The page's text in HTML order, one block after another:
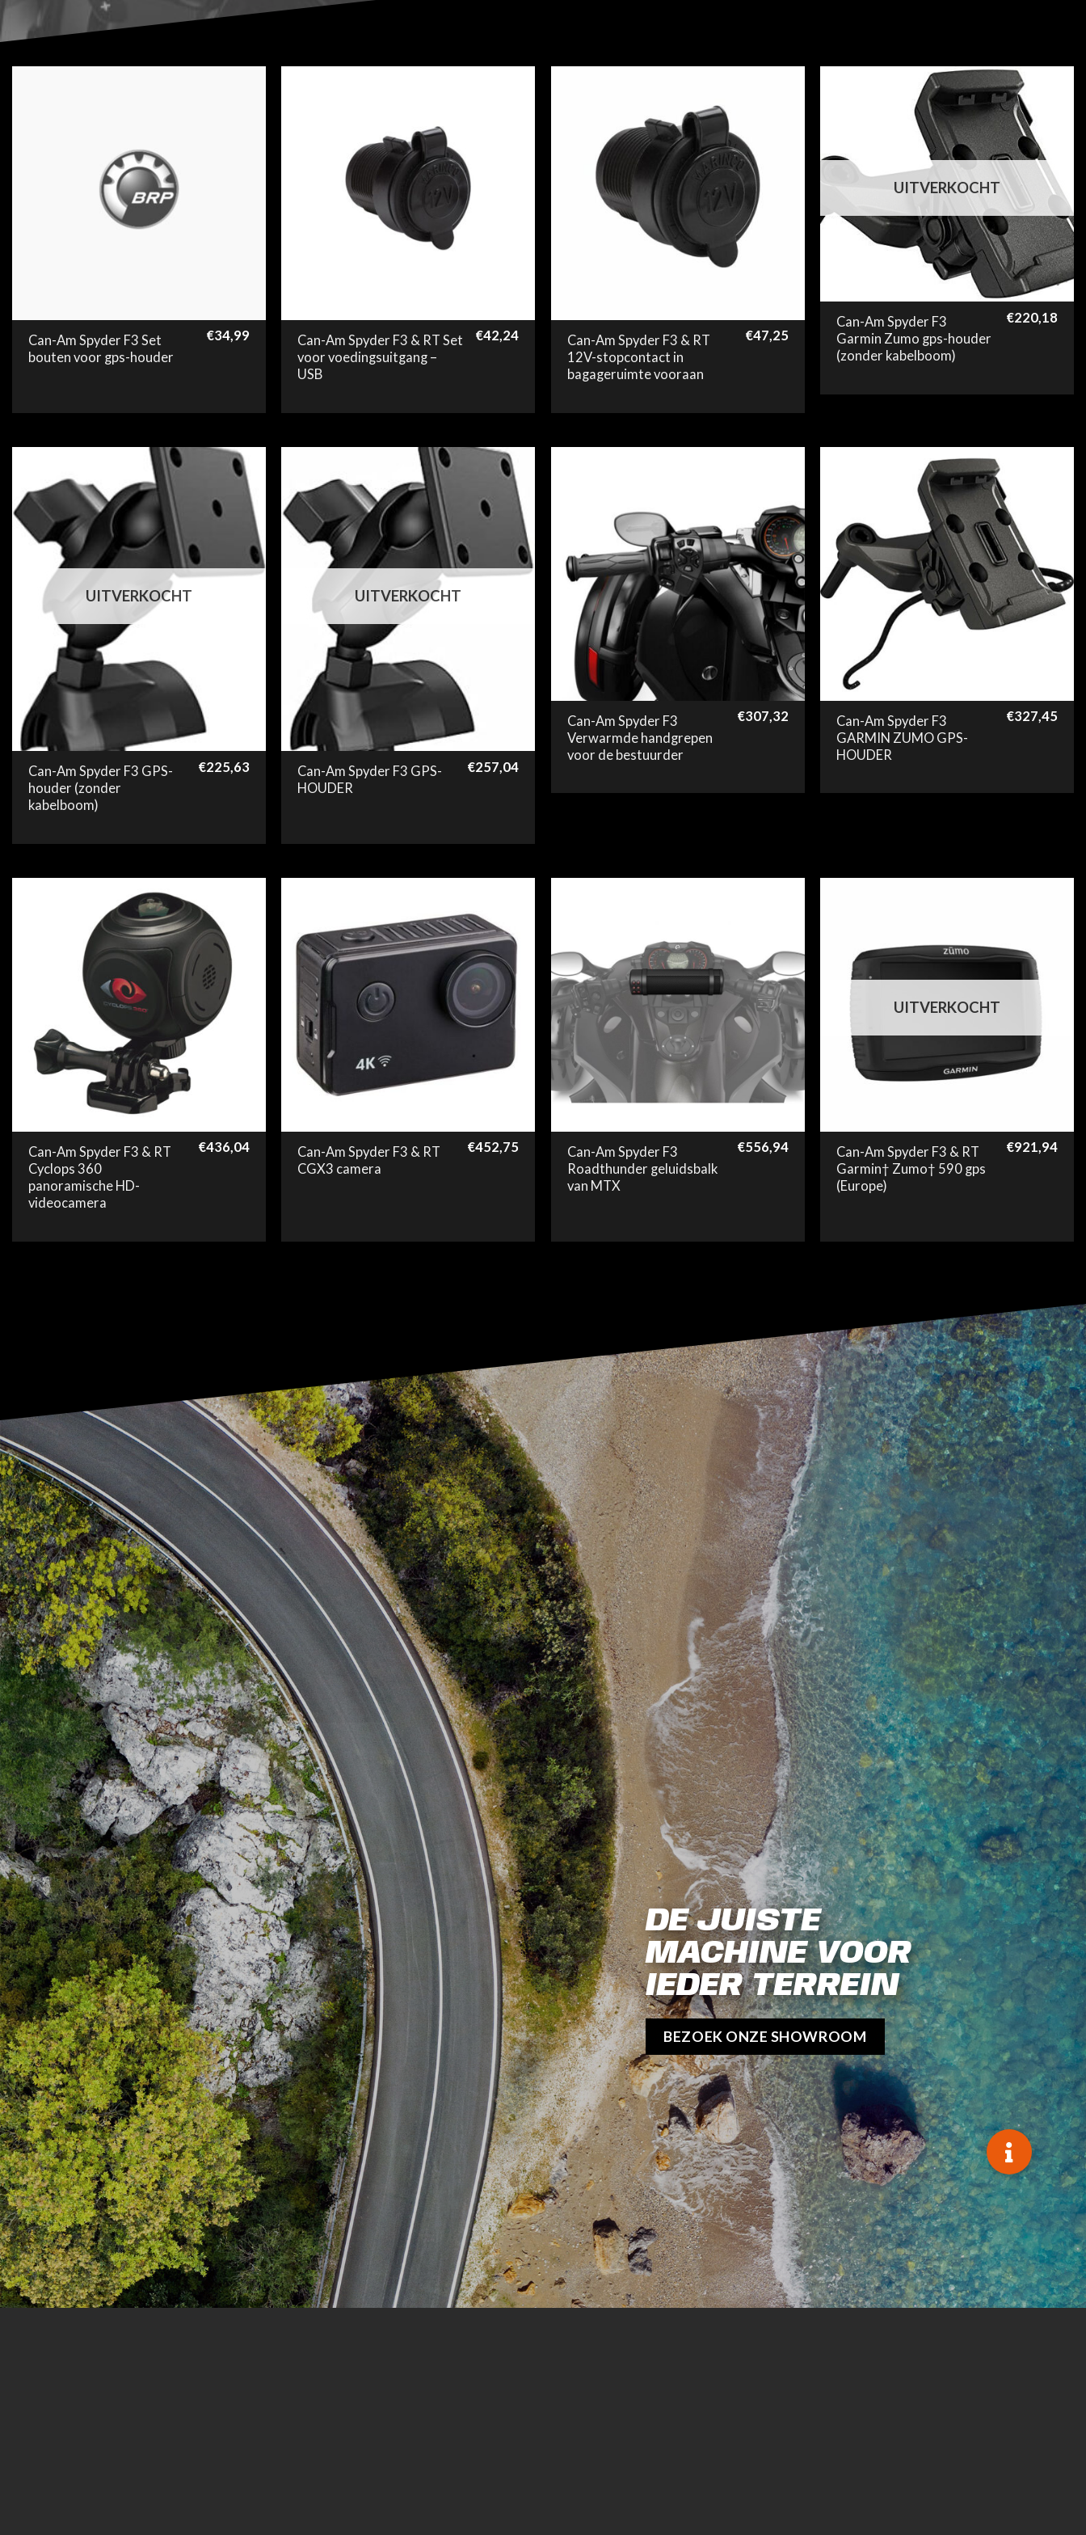
Can-Am Spyder F3 Set
bouten voor gps-houder
€34,99
Can-Am Spyder F3 & RT Set
voor voedingsuitgang –
USB
€42,24
Can-Am Spyder F3 & RT
12V-stopcontact in
bagageruimte vooraan
€47,25
UITVERKOCHT
Can-Am Spyder F3
Garmin Zumo gps-houder
(zonder kabelboom)
€220,18
UITVERKOCHT
Can-Am Spyder F3 GPS-
houder (zonder
kabelboom)
€225,63
UITVERKOCHT
Can-Am Spyder F3 GPS-
HOUDER
€257,04
Can-Am Spyder F3
Verwarmde handgrepen
voor de bestuurder
€307,32
Can-Am Spyder F3
GARMIN ZUMO GPS-
HOUDER
€327,45
Can-Am Spyder F3 & RT
Cyclops 360
panoramische HD-
videocamera
€436,04
Can-Am Spyder F3 & RT
CGX3 camera
€452,75
Can-Am Spyder F3
Roadthunder geluidsbalk
van MTX
€556,94
UITVERKOCHT
Can-Am Spyder F3 & RT
Garmin† Zumo† 590 gps
(Europe)
€921,94
DE JUISTE
MACHINE VOOR
IEDER TERREIN
BEZOEK ONZE SHOWROOM